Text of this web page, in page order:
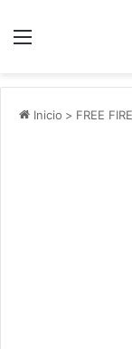
Menu
Inicio > FREE FIRE